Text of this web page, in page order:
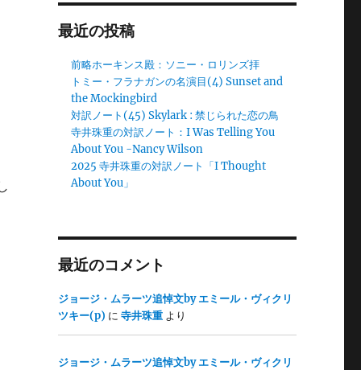
最近の投稿
前略ホーキンス殿：ソニー・ロリンズ拝
トミー・フラナガンの名演目(4) Sunset and
the Mockingbird
対訳ノート(45) Skylark : 禁じられた恋の鳥
寺井珠重の対訳ノート：I Was Telling You
About You -Nancy Wilson
2025 寺井珠重の対訳ノート「I Thought
About You」
最近のコメント
ジョージ・ムラーツ追悼文by エミール・ヴィクリ
ツキー(p) に 寺井珠重より
ジョージ・ムラーツ追悼文by エミール・ヴィクリ